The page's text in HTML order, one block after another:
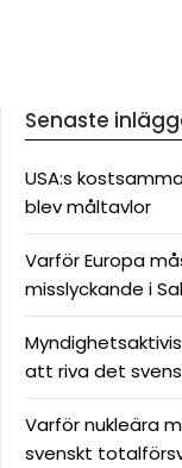
Senaste
USA:s
blev måltavlor
Varför Europa
misslyckande i
att riva det
Varför nukleära
svenskt